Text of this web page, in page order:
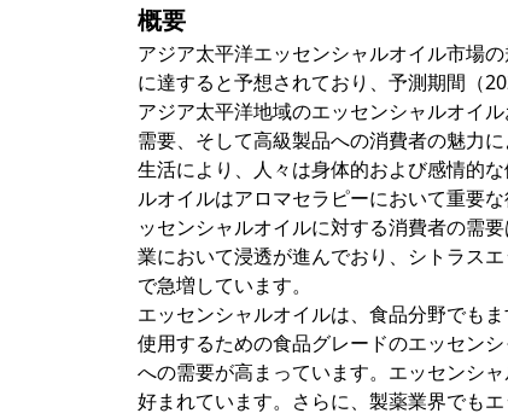
概要
アジア太平洋エッセンシャルオイル市場
に達すると予想されており、予測期間（
アジア太平洋地域のエッセンシャルオイ
需要、そして高級製品への消費者の魅力
生活により、人々は身体的および感情的
ルオイルはアロマセラピーにおいて重要
ッセンシャルオイルに対する消費者の需
業において浸透が進んでおり、シトラス
で急増しています。
エッセンシャルオイルは、食品分野でも
使用するための食品グレードのエッセン
への需要が高まっています。エッセンシ
好まれています。さらに、製薬業界でも